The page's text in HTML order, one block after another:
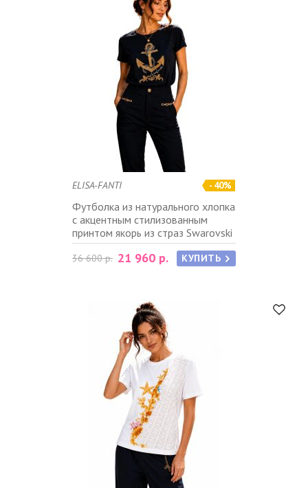
- 40%
ELISA-FANTI
Футболка из натурального хлопка
с акцентным стилизованным
принтом якорь из страз Swarovski
36 600 р. 21 960 р. КУПИТЬ